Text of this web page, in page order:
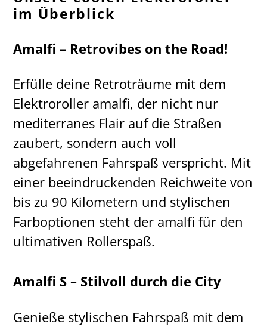
im Überblick
Amalfi – Retrovibes on the Road!
Erfülle deine Retroträume mit dem
Elektroroller amalfi, der nicht nur
mediterranes Flair auf die Straßen
zaubert, sondern auch voll
abgefahrenen Fahrspaß verspricht. Mit
einer beeindruckenden Reichweite von
bis zu 90 Kilometern und stylischen
Farboptionen steht der amalfi für den
ultimativen Rollerspaß.
Amalfi S – Stilvoll durch die City
Genieße stylischen Fahrspaß mit dem